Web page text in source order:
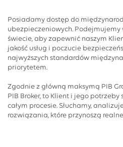
Posiadamy dostęp do
ubezpieczeniowych. Podejmujemy
świecie, aby zapewnić naszym
jakość usług i poczucie
najwyższych standardów
priorytetem.
Zgodnie z główną maksymą PIB
PIB Broker, to Klient i jego
całym procesie. Słuchamy,
rozwiązania, które przynoszą